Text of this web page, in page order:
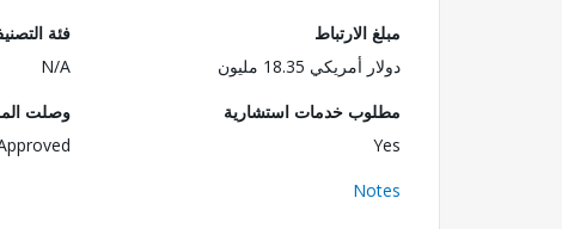
مبلغ الارتباط
دولار أمريكي 18.35 مليون
فئة
N/A
مطلوب خدمات استشارية
Yes
وصلت
Notes